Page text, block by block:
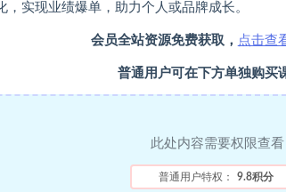
实现业绩爆单，助力个人或品牌成长。
会员全站资源免费获取， 点击查
普通用户可在下方单独购买
此处内容需要权限查看
普通用户特权： 9.8积分